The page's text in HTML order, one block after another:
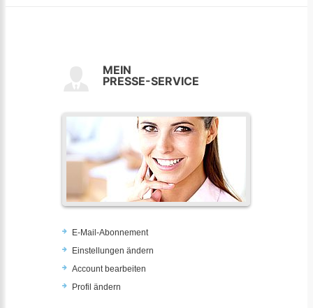
MEIN
PRESSE-SERVICE
E-Mail-Abonnement
Einstellungen ändern
Account bearbeiten
Profil ändern